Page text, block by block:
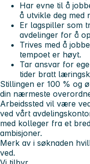
Har evne til å
å utvikle deg med
Er lagspiller som
avdelinger for å
Trives med å
tempoet er høyt.
Tar ansvar for
tider bratt
Stillingen er 100 % og
din nærmeste
Arbeidssted vil være
ved vårt
med kolleger fra et
ambisjoner.
Merk av i søknaden
ved.